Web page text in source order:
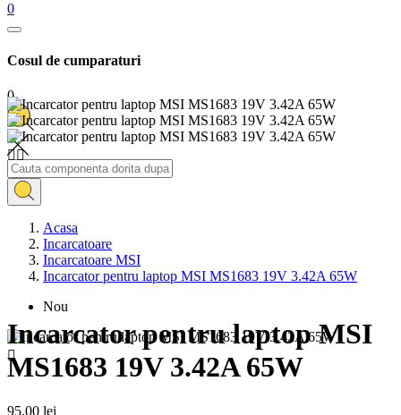
0
Cosul de cumparaturi
0
Acasa
Incarcatoare
Incarcatoare MSI
Incarcator pentru laptop MSI MS1683 19V 3.42A 65W
Nou

 
Incarcator pentru laptop MSI
MS1683 19V 3.42A 65W
95,00 lei